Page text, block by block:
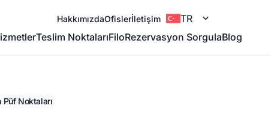
HakkımızdaOfislerİletişim
TR
Teslim NoktalarıFiloRezervasyon SorgulaBlog
Noktaları